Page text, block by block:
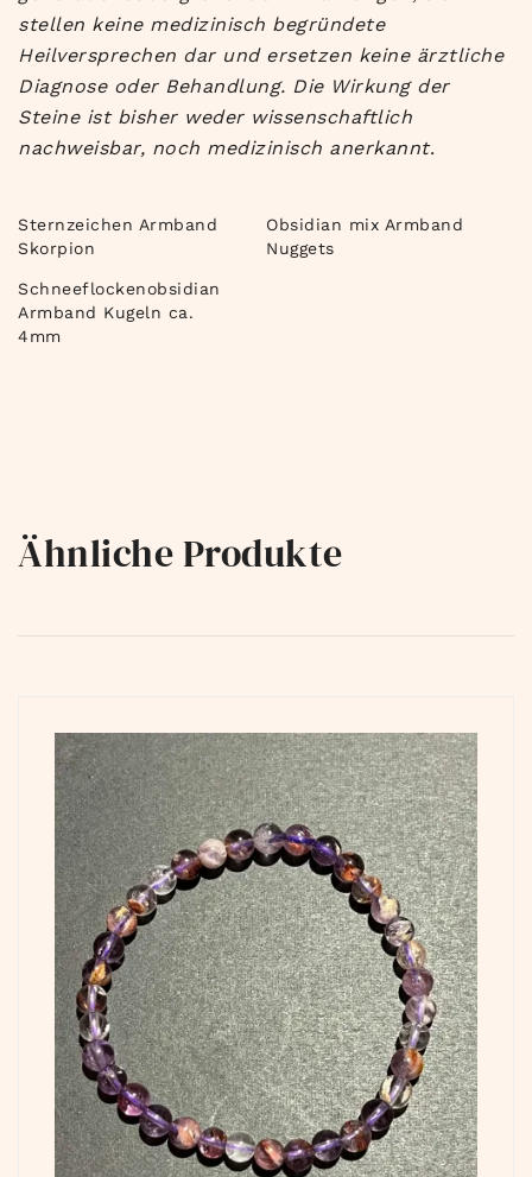
stellen keine medizinisch begründete
Heilversprechen dar und ersetzen keine ärztliche
Diagnose oder Behandlung. Die Wirkung der
Steine ist bisher weder wissenschaftlich
nachweisbar, noch medizinisch anerkannt.
Sternzeichen Armband
Skorpion
Obsidian mix Armband
Nuggets
Schneeflockenobsidian
Armband Kugeln ca.
4mm
Ähnliche Produkte